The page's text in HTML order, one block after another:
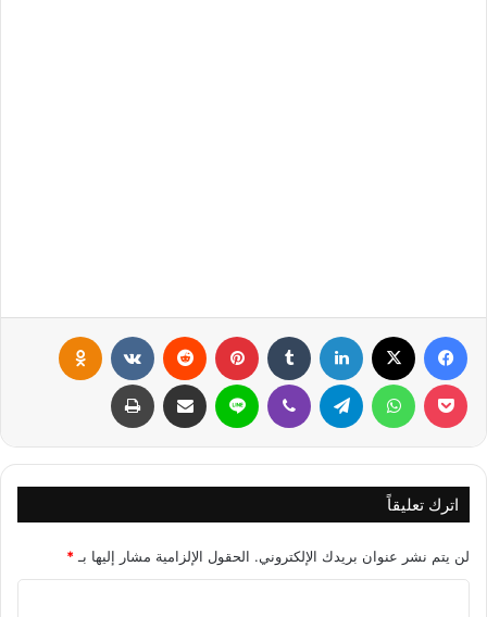
اترك تعليقاً
لن يتم نشر عنوان بريدك الإلكتروني. الحقول الإلزامية مشار إليها بـ *